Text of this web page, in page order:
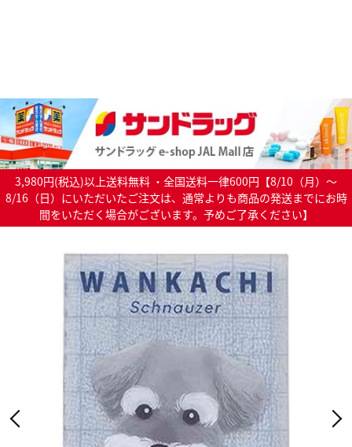
3,980円(税込)以上送料無料 ・全国送料一律600円【8/10（月）～
8/16（日）にいただいたご注文は、通常よりも商品の発送までにお時
間をいただく場合がございます。予めご了承ください】